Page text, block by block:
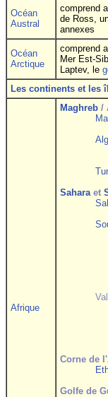
Océan
Austral
comprend
de Ross,
annexes
Océan
Arctique
comprend
Mer Est-
Laptev, le
Les continents et les
Afrique
Maghreb /
Saharaet
Corne de
Golfe de